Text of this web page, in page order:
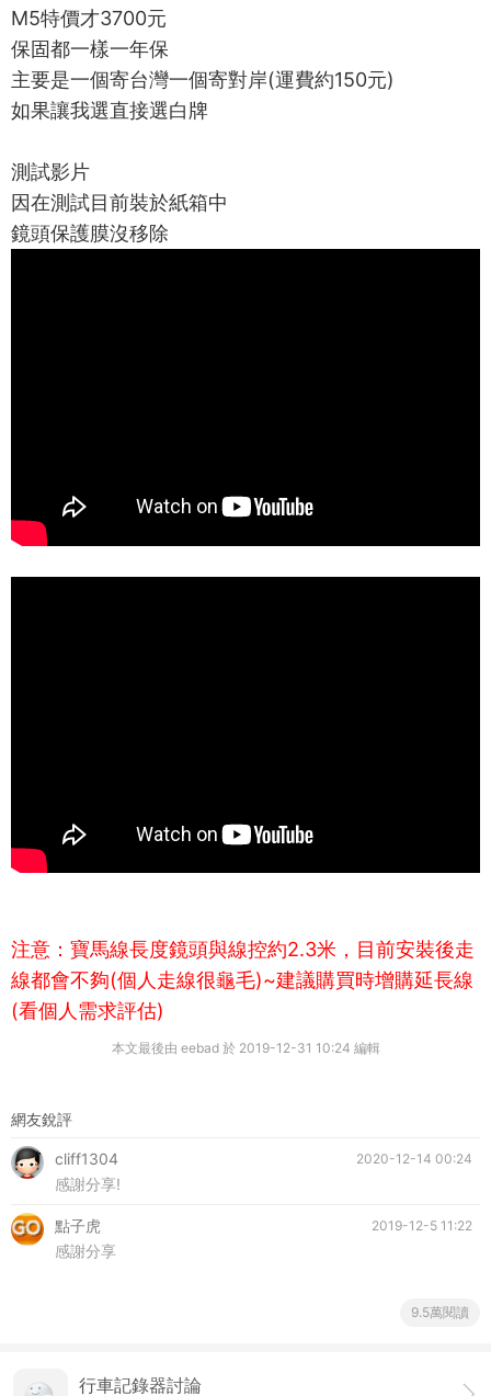
M5特價才3700元
保固都一樣一年保
主要是一個寄台灣一個寄對岸(運費約150元)
如果讓我選直接選白牌
測試影片
因在測試目前裝於紙箱中
鏡頭保護膜沒移除
注意：寶馬線長度鏡頭與線控約2.3米，目前安裝後走
線都會不夠(個人走線很龜毛)~建議購買時增購延長線
(看個人需求評估)
本文最後由 eebad 於 2019-12-31 10:24 編輯
網友銳評
2020-12-14 00:24
cliff1304
感謝分享!
2019-12-5 11:22
點子虎
感謝分享
9.5萬閱讀
行車記錄器討論